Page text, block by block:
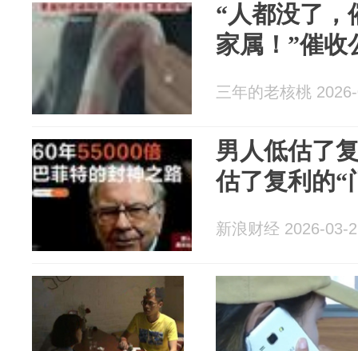
“人都没了，
家属！”催收
三年的老核桃
男人低估了
估了复利的“
新浪财经 2026-03-